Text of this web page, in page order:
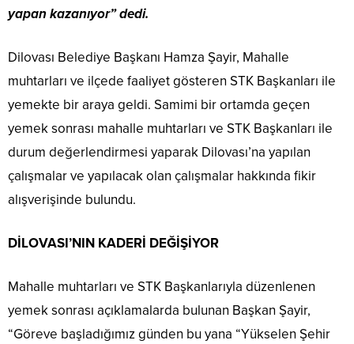
yapan kazanıyor” dedi.
Dilovası Belediye Başkanı Hamza Şayir, Mahalle
muhtarları ve ilçede faaliyet gösteren STK Başkanları ile
yemekte bir araya geldi. Samimi bir ortamda geçen
yemek sonrası mahalle muhtarları ve STK Başkanları ile
durum değerlendirmesi yaparak Dilovası’na yapılan
çalışmalar ve yapılacak olan çalışmalar hakkında fikir
alışverişinde bulundu.
DİLOVASI’NIN KADERİ DEĞİŞİYOR
Mahalle muhtarları ve STK Başkanlarıyla düzenlenen
yemek sonrası açıklamalarda bulunan Başkan Şayir,
“Göreve başladığımız günden bu yana “Yükselen Şehir